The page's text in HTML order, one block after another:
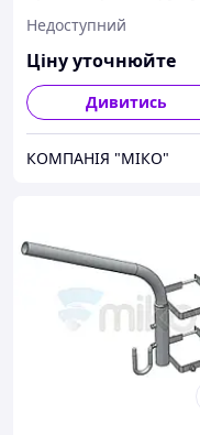
Недоступний
Ціну уточнюйте
Дивитись
КОМПАНІЯ "МІКО"